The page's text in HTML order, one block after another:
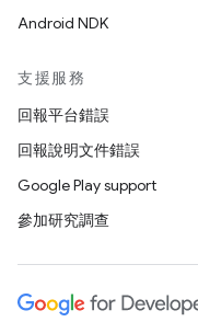
Android NDK
支援服務
回報平台錯誤
回報說明文件錯誤
Google Play support
參加研究調查